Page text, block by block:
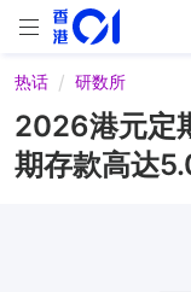
热话 研数所
2026港元定
期存款高达